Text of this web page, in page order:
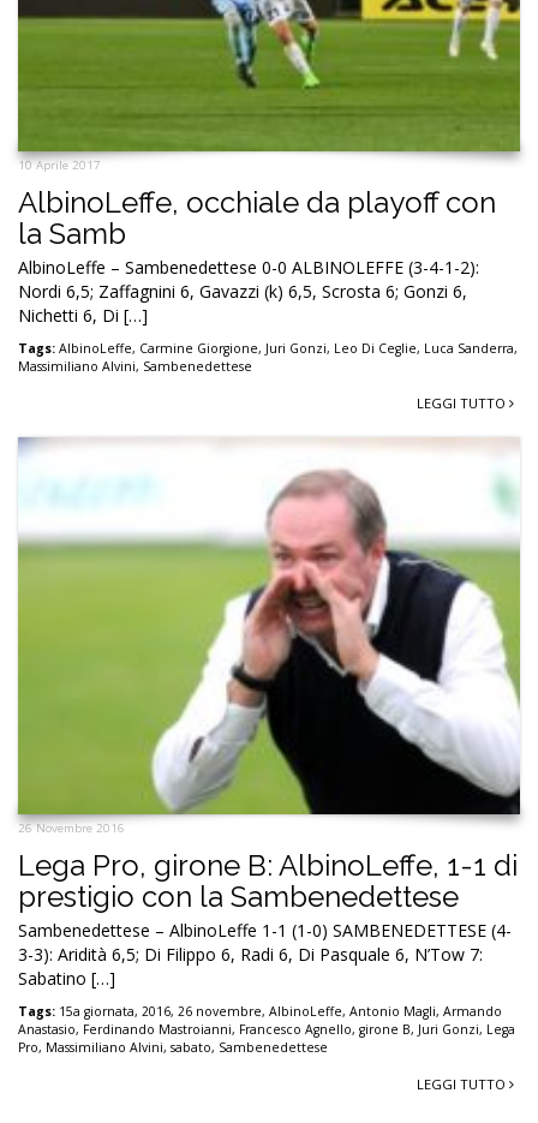
10 Aprile 2017
AlbinoLeffe, occhiale da playoff con
la Samb
AlbinoLeffe – Sambenedettese 0-0 ALBINOLEFFE (3-4-1-2):
Nordi 6,5; Zaffagnini 6, Gavazzi (k) 6,5, Scrosta 6; Gonzi 6,
Nichetti 6, Di […]
Tags: AlbinoLeffe, Carmine Giorgione, Juri Gonzi, Leo Di Ceglie, Luca Sanderra,
Massimiliano Alvini, Sambenedettese
LEGGI TUTTO
26 Novembre 2016
Lega Pro, girone B: AlbinoLeffe, 1-1 di
prestigio con la Sambenedettese
Sambenedettese – AlbinoLeffe 1-1 (1-0) SAMBENEDETTESE (4-
3-3): Aridità 6,5; Di Filippo 6, Radi 6, Di Pasquale 6, N’Tow 7:
Sabatino […]
Tags: 15a giornata, 2016, 26 novembre, AlbinoLeffe, Antonio Magli, Armando
Anastasio, Ferdinando Mastroianni, Francesco Agnello, girone B, Juri Gonzi, Lega
Pro, Massimiliano Alvini, sabato, Sambenedettese
LEGGI TUTTO